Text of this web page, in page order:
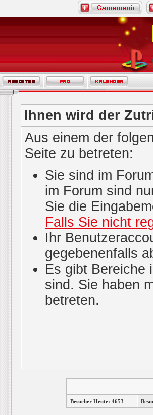
Ihnen wird der
Aus einem der
Seite zu betreten:
Sie sind im
im Forum sind
Sie die
Falls Sie nicht
Ihr
gegebenenfalls
Es gibt Bereiche
sind. Sie haben
betreten.
Besucher Heute: 4653